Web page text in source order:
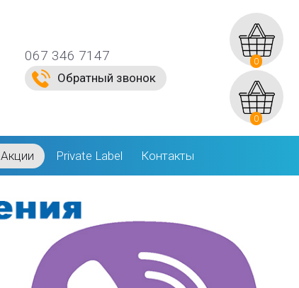
067 346 7147
Обратный звонок
0
0
Акции Private Label Контакты